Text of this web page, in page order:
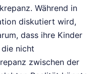
Während in
diskutiert wird,
dass ihre Kinder
die nicht
zwischen der